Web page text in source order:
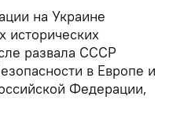
на Украине
исторических
развала СССР
в Европе и
Федерации,